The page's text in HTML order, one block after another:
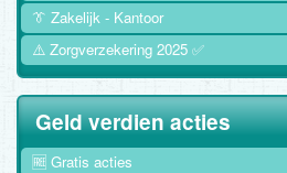
👔 Zakelijk - Kantoor
⚠️ Zorgverzekering 2025 ✅
Geld verdien acties
🆓 Gratis acties